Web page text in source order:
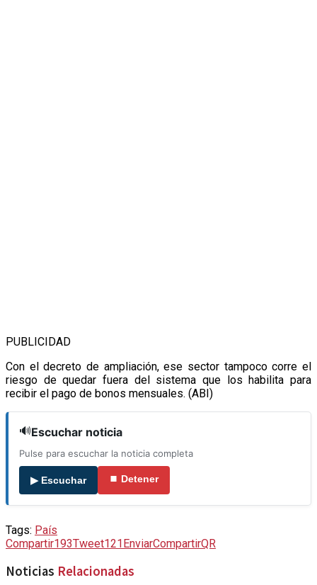
PUBLICIDAD
Con el decreto de ampliación, ese sector tampoco corre el
riesgo de quedar fuera del sistema que los habilita para
recibir el pago de bonos mensuales. (ABI)
🔊Escuchar noticia
Pulse para escuchar la noticia completa
▶ Escuchar ⏹ Detener
Tags: País
Compartir193Tweet121EnviarCompartirQR
Noticias Relacionadas